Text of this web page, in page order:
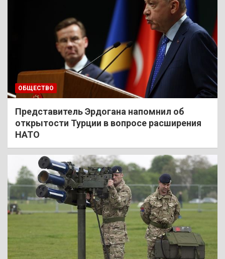
ОБЩЕСТВО
Представитель Эрдогана напомнил об
открытости Турции в вопросе расширения
НАТО